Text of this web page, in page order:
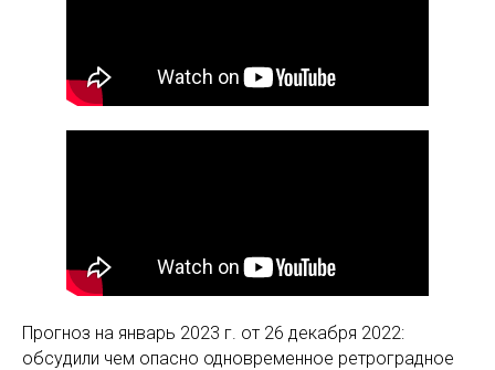
Прогноз на январь 2023 г. от 26 декабря 2022:
обсудили чем опасно одновременное ретроградное